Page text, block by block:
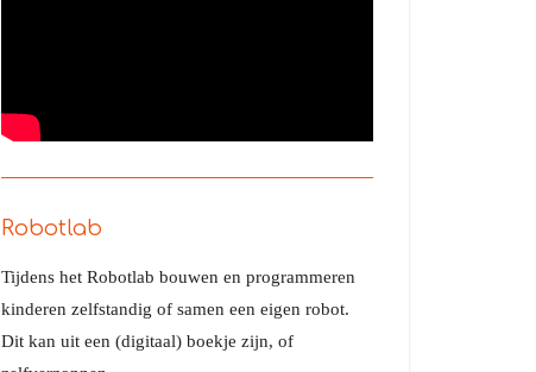
Robotlab
Tijdens het Robotlab bouwen en programmeren
kinderen zelfstandig of samen een eigen robot.
Dit kan uit een (digitaal) boekje zijn, of